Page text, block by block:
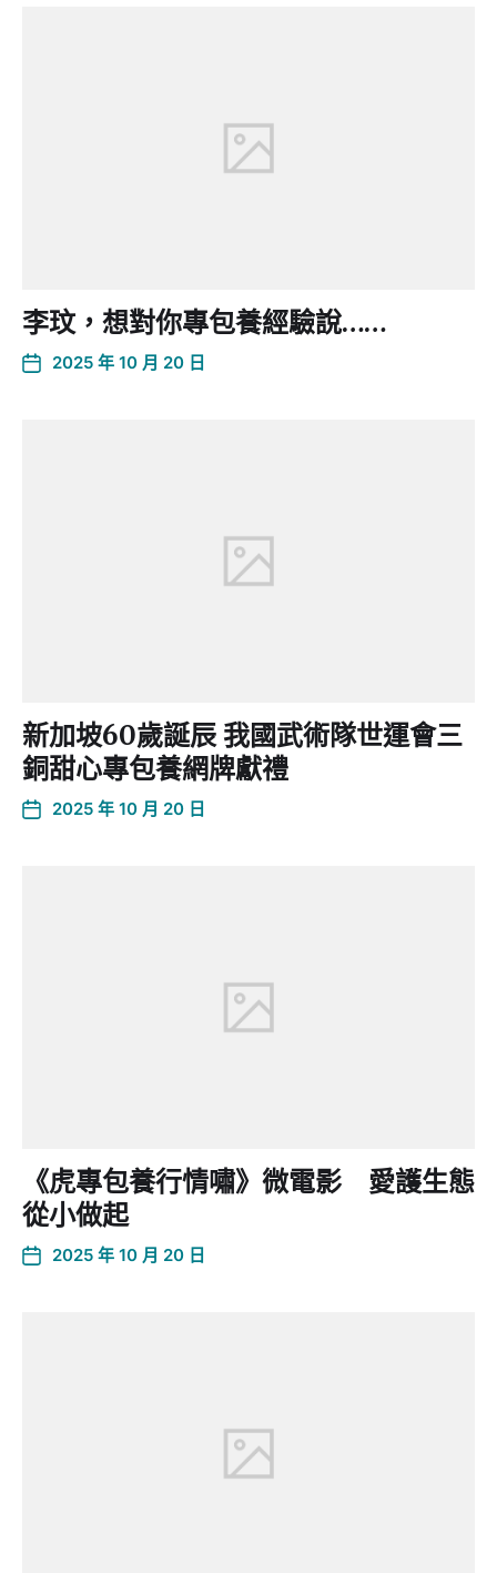
李玟，想對你專包養經驗說……
2025 年 10 月 20 日
新加坡60歲誕辰 我國武術隊世運會三
銅甜心專包養網牌獻禮
2025 年 10 月 20 日
《虎專包養行情嘯》微電影 愛護生態
從小做起
2025 年 10 月 20 日